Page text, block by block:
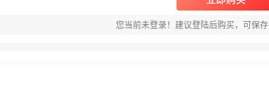
您当前未登录！建议登陆后购买，可保存